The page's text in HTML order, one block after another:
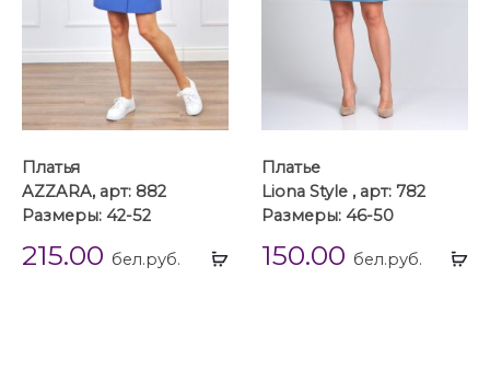
Выбрать
Платья
AZZARA, арт: 882
Размеры: 42-52
215.00 бел.руб.
Платье
Liona Style , арт: 782
Размеры: 46-50
150.00 бел.руб.